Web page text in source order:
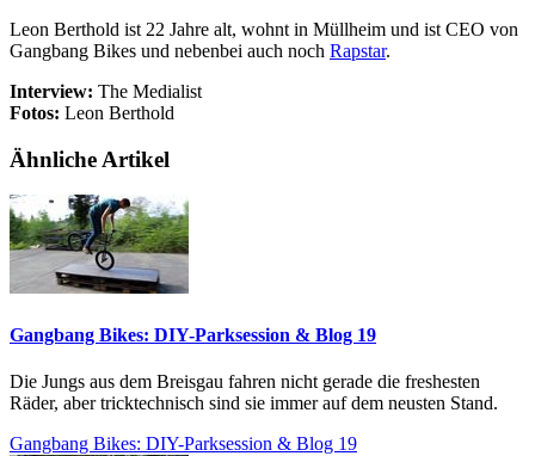
Leon Berthold ist 22 Jahre alt, wohnt in Müllheim und ist CEO von
Gangbang Bikes und nebenbei auch noch Rapstar.
Interview: The Medialist
Fotos: Leon Berthold
Ähnliche Artikel
Gangbang Bikes: DIY-Parksession & Blog 19
Die Jungs aus dem Breisgau fahren nicht gerade die freshesten
Räder, aber tricktechnisch sind sie immer auf dem neusten Stand.
Gangbang Bikes: DIY-Parksession & Blog 19